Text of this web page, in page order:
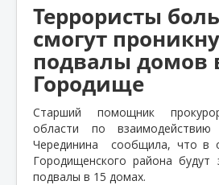
Террористы
смогут
подвалы домов
Городище
Старший помощник
области по
Черединина сообщила, что в
Городищенского района будут
подвалы в 15 домах.